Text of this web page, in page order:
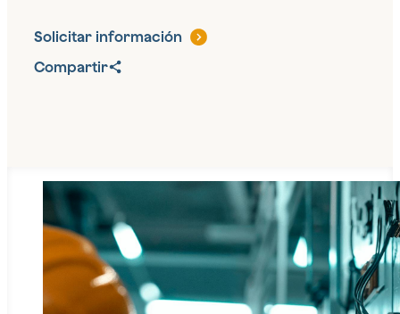
Solicitar información
Compartir